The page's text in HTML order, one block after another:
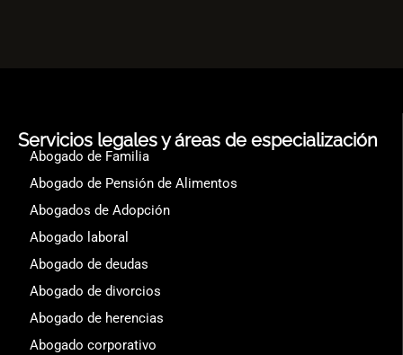
Servicios legales y áreas de especialización
Abogado de Familia
Abogado de Pensión de Alimentos
Abogados de Adopción
Abogado laboral
Abogado de deudas
Abogado de divorcios
Abogado de herencias
Abogado corporativo